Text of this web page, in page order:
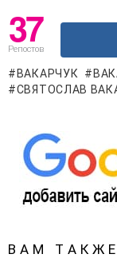
37
Репостов
ВАКАРЧУК
СВЯТОСЛАВ
ВАМ